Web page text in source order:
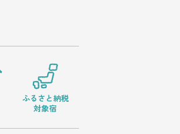
ふるさと納税
対象宿